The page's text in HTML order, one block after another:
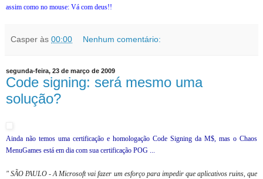
assim como no mouse: Vá com deus!!
Casper às 00:00 Nenhum comentário:
segunda-feira, 23 de março de 2009
Code signing: será mesmo uma
solução?
Ainda não temos uma certificação e homologação Code Signing da M$, mas o Chaos
MenuGames está em dia com sua certificação POG ...
" SÃO PAULO - A Microsoft vai fazer um esforço para impedir que aplicativos ruins, que